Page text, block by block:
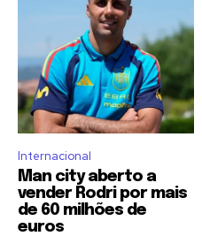
Internacional
Man city aberto a
vender Rodri por mais
de 60 milhões de
euros